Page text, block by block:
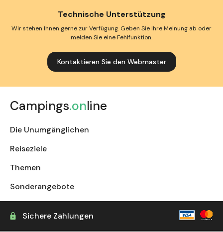
Technische Unterstützung
Wir stehen Ihnen gerne zur Verfügung. Geben Sie Ihre Meinung ab oder
melden Sie eine Fehlfunktion.
Kontaktieren Sie den Webmaster
Campings.online
Die Unumgänglichen
Reiseziele
Themen
Sonderangebote
Sichere Zahlungen